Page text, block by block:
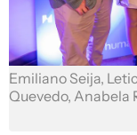
Emiliano Seija,
Quevedo, Anabela